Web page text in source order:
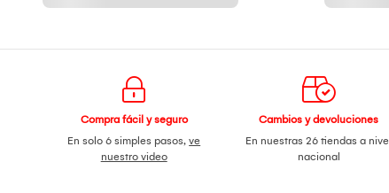
Compra fácil y seguro
En solo 6 simples pasos,ve
nuestro video
Cambios y devoluciones
En nuestras 26 tiendas a nivel
nacional